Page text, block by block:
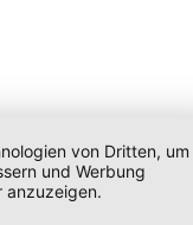
von Dritten, um
und Werbung
anzuzeigen.